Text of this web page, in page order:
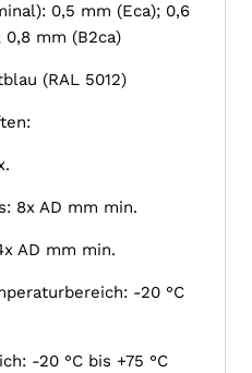
0,5 mm (Eca); 0,6
0,8 mm (B2ca)
(RAL 5012)
8x AD mm min.
AD mm min.
-20 °C
-20 °C bis +75 °C